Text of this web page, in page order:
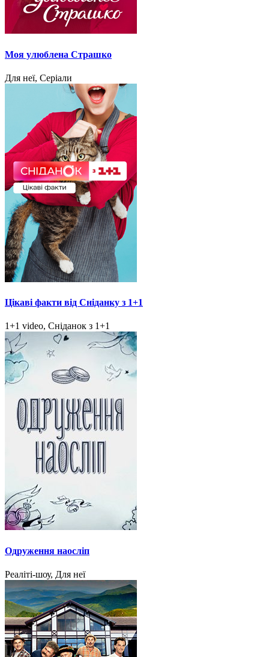
Моя улюблена Страшко
Для неї, Серіали
Цікаві факти від Сніданку з 1+1
1+1 video, Сніданок з 1+1
Одруження наосліп
Реаліті-шоу, Для неї